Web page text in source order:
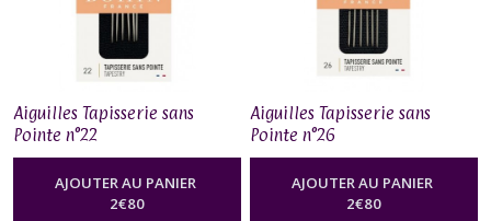
Aiguilles Tapisserie sans
Pointe n°22
AJOUTER AU PANIER
2€80
Aiguilles Tapisserie sans
Pointe n°26
AJOUTER AU PANIER
2€80